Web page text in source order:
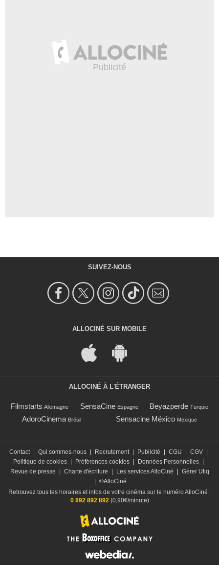
SUIVEZ-NOUS
ALLOCINÉ SUR MOBILE
ALLOCINÉ À L'ÉTRANGER
Filmstarts Allemagne SensaCine Espagne Beyazperde Turquie
AdoroCinema Brésil Sensacine México Mexique
Contact Qui sommes-nous Recrutement Publicité CGU CGV
Politique de cookies
Préférences cookies Données Personnelles
Revue de presse
Charte d'écriture Les services AlloCiné
Gérer Utiq
©AlloCiné
Retrouvez tous les horaires et infos de votre cinéma sur le numéro AlloCiné :
0 892 892 892(0,90€/minute)